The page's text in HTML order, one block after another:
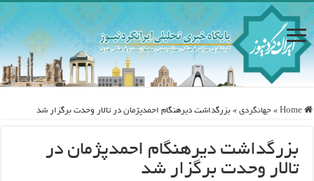
Home
» جهانگردی » بزرگداشت دیرهنگام احمدپژمان در تالار وحدت برگزار شد
بزرگداشت دیرهنگام احمدپژمان در
تالار وحدت برگزار شد